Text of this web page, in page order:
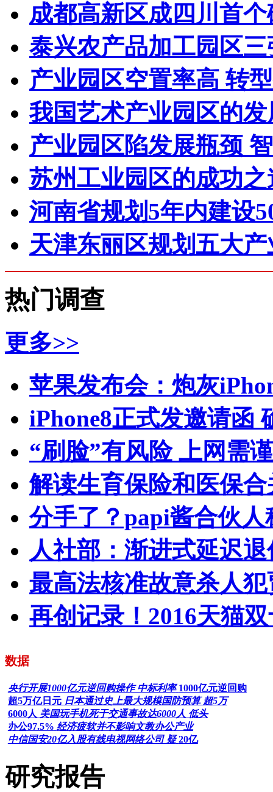
成都高新区成四川首
泰兴农产品加工园区
产业园区空置率高 转
我国艺术产业园区的
产业园区陷发展瓶颈
苏州工业园区的成功
河南省规划5年内建设
天津东丽区规划五大
热门调查
更多>>
苹果发布会：炮灰
iPhone8正式发邀请函
“刷脸”有风险 上网需
解读生育保险和医保
分手了？papi酱合伙
人社部：渐进式延迟
最高法核准故意杀人
再创记录！2016天猫
数据
央行开展1000亿元逆回购操作 中标利率 1000亿元逆回购
超5万亿日元 日本通过史上最大规模国防预算 超5万
6000人 美国玩手机死于交通事故达6000人 低头
办公97.5% 经济疲软并不影响文教办公产业
中信国安20亿入股有线电视网络公司 疑 20亿
研究报告